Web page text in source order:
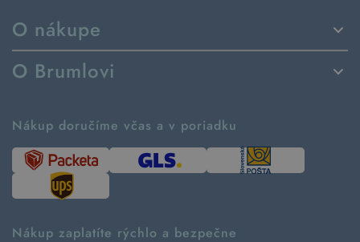
O nákupe
Spôsoby dodania a platby
Vrátenie tovaru a reklamácia
Návod ako nakupovať
Tabuľka veľkostí
Predávané značky
O Brumlovi
Ako tvoríme second hand
Časté otázky
Kde pomáhame
Udržateľnosť
Blog
Nákup doručíme včas a v poriadku
Nákup zaplatíte rýchlo a bezpečne